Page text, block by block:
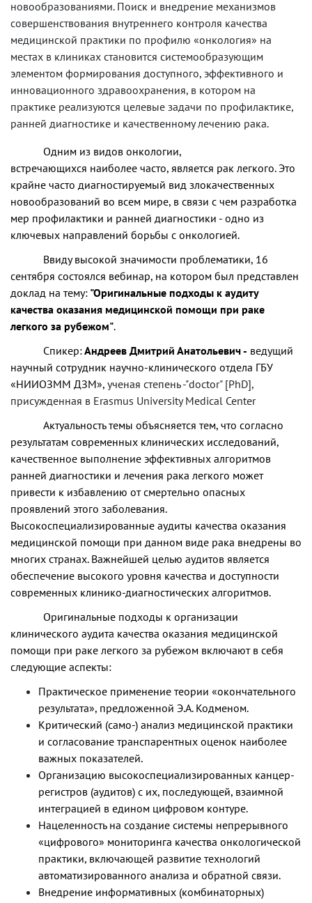
новообразованиями. Поиск и внедрение механизмов
совершенствования внутреннего контроля качества
медицинской практики по профилю «онкология» на
местах в клиниках становится системообразующим
элементом формирования доступного, эффективного и
инновационного здравоохранения, в котором на
практике реализуются целевые задачи по профилактике,
ранней диагностике и качественному лечению рака.
Одним из видов онкологии,
встречающихся наиболее часто, является рак легкого. Это
крайне часто диагностируемый вид злокачественных
новообразований во всем мире, в связи с чем разработка
мер профилактики и ранней диагностики - одно из
ключевых направлений борьбы с онкологией.
Ввиду высокой значимости проблематики, 16
сентября состоялся вебинар, на котором был представлен
доклад на тему: "Оригинальные подходы к аудиту
качества оказания медицинской помощи при раке
легкого за рубежом".
Спикер:Андреев Дмитрий Анатольевич - ведущий
научный сотрудник научно-клинического отдела ГБУ
«НИИОЗММ ДЗМ», ученая степень -"doctor" [PhD],
присужденная в Erasmus University Medical Center
Актуальность темы объясняется тем, что согласно
результатам современных клинических исследований,
качественное выполнение эффективных алгоритмов
ранней диагностики и лечения рака легкого может
привести к избавлению от смертельно опасных
проявлений этого заболевания.
Высокоспециализированные аудиты качества оказания
медицинской помощи при данном виде рака внедрены во
многих странах. Важнейшей целью аудитов является
обеспечение высокого уровня качества и доступности
современных клинико-диагностических алгоритмов.
Оригинальные подходы к организации
клинического аудита качества оказания медицинской
помощи при раке легкого за рубежом включают в себя
следующие аспекты:
Практическое применение теории «окончательного
результата», предложенной Э.А. Кодменом.
Критический (само-) анализ медицинской практики
и согласование транспарентных оценок наиболее
важных показателей.
Организацию высокоспециализированных канцер-
регистров (аудитов) с их, последующей, взаимной
интеграцией в едином цифровом контуре.
Нацеленность на создание системы непрерывного
«цифрового» мониторинга качества онкологической
практики, включающей развитие технологий
автоматизированного анализа и обратной связи.
Внедрение информативных (комбинаторных)